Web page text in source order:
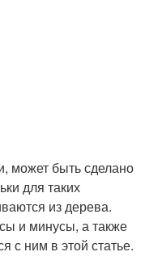
может быть сделано
для таких
из дерева.
и минусы, а также
с ним в этой статье.